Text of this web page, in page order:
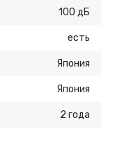
100 дБ
есть
Япония
Япония
2 года